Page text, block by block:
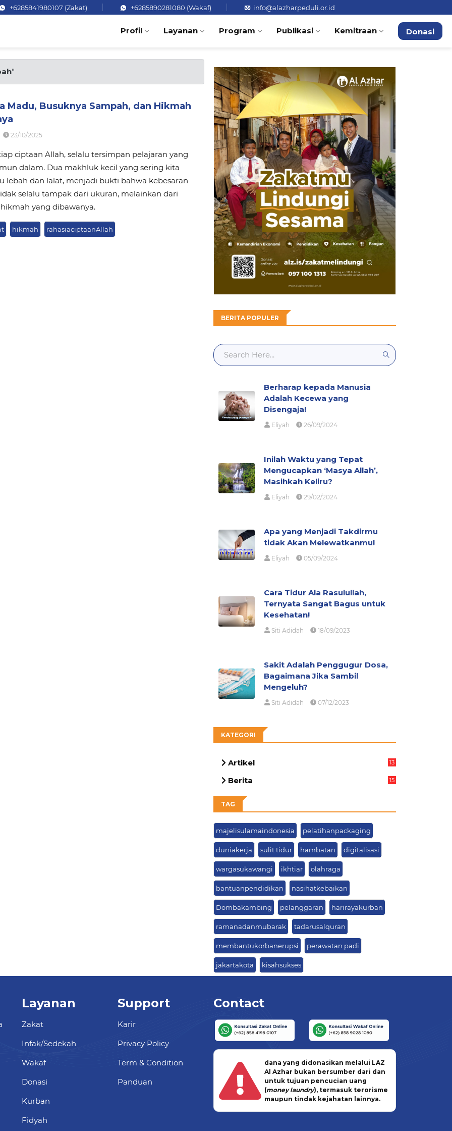
+6285841980107 (Zakat) +6285890281080 (Wakaf) info@alazharpeduli.or.id
Profil Layanan Program Publikasi Kemitraan Donasi
"
Madu, Busuknya Sampah, dan Hikmah
23/10/2025
ciptaan Allah, selalu tersimpan pelajaran yang
dalam. Dua makhluk kecil yang sering kita
lebah dan lalat, menjadi bukti bahwa kebesaran
selalu tampak dari ukuran, melainkan dari
yang dibawanya.
hikmah rahasiaciptaanAllah
BERITA POPULER
Berharap kepada Manusia
Adalah Kecewa yang
Disengaja!
Eliyah 26/09/2024
Inilah Waktu yang Tepat
Mengucapkan ‘Masya Allah’,
Masihkah Keliru?
Eliyah 29/02/2024
Apa yang Menjadi Takdirmu
tidak Akan Melewatkanmu!
Eliyah 05/09/2024
Cara Tidur Ala Rasulullah,
Ternyata Sangat Bagus untuk
Kesehatan!
Siti Adidah 18/09/2023
Sakit Adalah Penggugur Dosa,
Bagaimana Jika Sambil
Mengeluh?
Siti Adidah 07/12/2023
KATEGORI
Artikel
13
Berita
15
TAG
majelisulamaindonesia pelatihanpackaging
duniakerja sulit tidur hambatan digitalisasi
wargasukawangi ikhtiar olahraga
bantuanpendidikan nasihatkebaikan
Dombakambing pelanggaran harirayakurban
ramanadanmubarak tadarusalquran
membantukorbanerupsi perawatan padi
jakartakota kisahsukses
Layanan
Zakat
Infak/Sedekah
Wakaf
Donasi
Kurban
Fidyah
Support
Karir
Privacy Policy
Term & Condition
Panduan
Contact
dana yang didonasikan melalui LAZ
Al Azhar bukan bersumber dari dan
untuk tujuan pencucian uang
(money laundry), termasuk terorisme
maupun tindak kejahatan lainnya.